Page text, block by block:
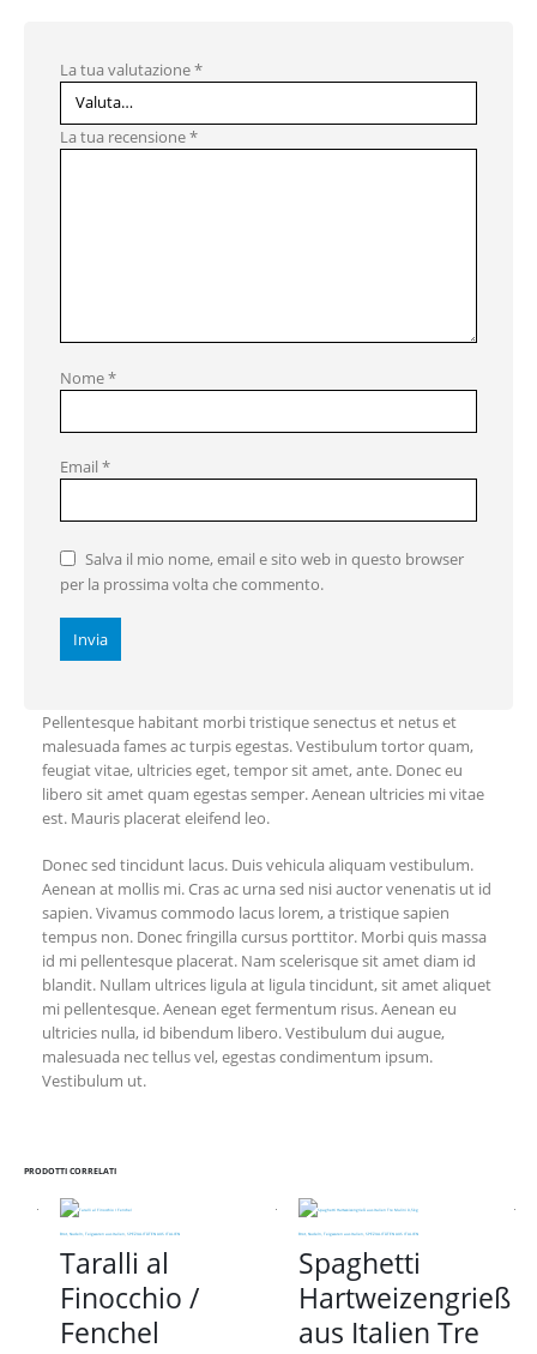
La tua valutazione*
La tua recensione*
Nome*
Email *
Salva il mio nome, email e sito web in questo browser
per la prossima volta che commento.
Pellentesque habitant morbi tristique senectus et netus et
malesuada fames ac turpis egestas. Vestibulum tortor quam,
feugiat vitae, ultricies eget, tempor sit amet, ante. Donec eu
libero sit amet quam egestas semper. Aenean ultricies mi vitae
est. Mauris placerat eleifend leo.
Donec sed tincidunt lacus. Duis vehicula aliquam vestibulum.
Aenean at mollis mi. Cras ac urna sed nisi auctor venenatis ut id
sapien. Vivamus commodo lacus lorem, a tristique sapien
tempus non. Donec fringilla cursus porttitor. Morbi quis massa
id mi pellentesque placerat. Nam scelerisque sit amet diam id
blandit. Nullam ultrices ligula at ligula tincidunt, sit amet aliquet
mi pellentesque. Aenean eget fermentum risus. Aenean eu
ultricies nulla, id bibendum libero. Vestibulum dui augue,
malesuada nec tellus vel, egestas condimentum ipsum.
Vestibulum ut.
PRODOTTI CORRELATI
Brot, Nudeln, Teigwaren aus Italien, SPEZIALITÄTEN AUS ITALIEN
Taralli al
Finocchio /
Fenchel
Brot, Nudeln, Teigwaren aus Italien, SPEZIALITÄTEN AUS ITALIEN
Spaghetti
Hartweizengrieß
aus Italien Tre